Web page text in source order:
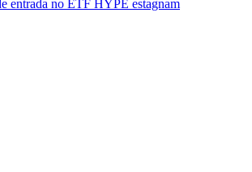
entrada no ETF HYPE estagnam